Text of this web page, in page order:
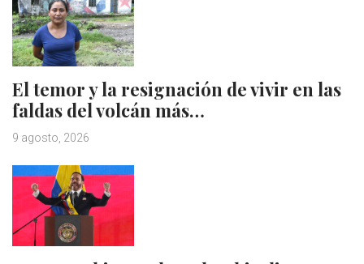
El temor y la resignación de vivir en las
faldas del volcán más…
9 agosto, 2026